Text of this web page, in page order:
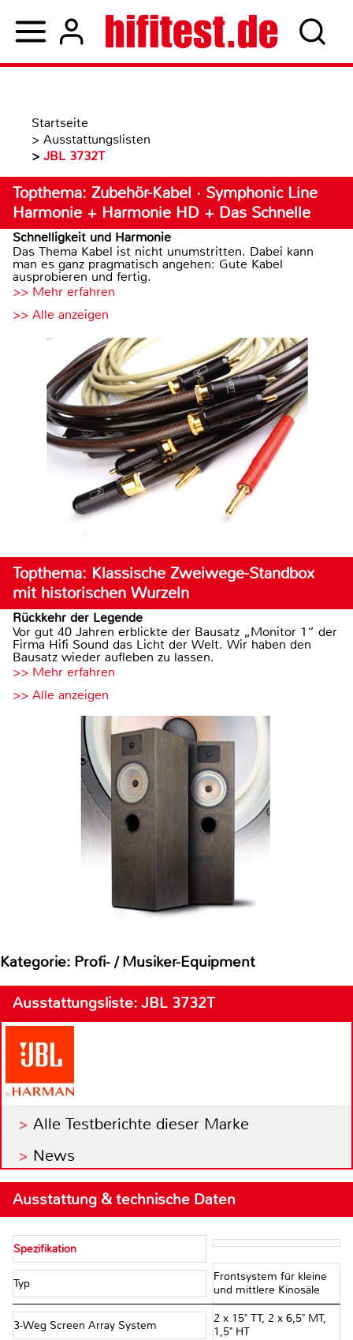
Startseite
> Ausstattungslisten
> JBL 3732T
Topthema: Zubehör-Kabel · Symphonic Line
Harmonie + Harmonie HD + Das Schnelle
Schnelligkeit und Harmonie
Das Thema Kabel ist nicht unumstritten. Dabei kann
man es ganz pragmatisch angehen: Gute Kabel
ausprobieren und fertig.
>> Mehr erfahren
>> Alle anzeigen
Topthema: Klassische Zweiwege-Standbox
mit historischen Wurzeln
Rückkehr der Legende
Vor gut 40 Jahren erblickte der Bausatz „Monitor 1“ der
Firma Hifi Sound das Licht der Welt. Wir haben den
Bausatz wieder aufleben zu lassen.
>> Mehr erfahren
>> Alle anzeigen
Kategorie: Profi- / Musiker-Equipment
Ausstattungsliste: JBL 3732T
Alle Testberichte dieser Marke
News
Ausstattung & technische Daten
Spezifikation
Typ
Frontsystem für kleine
und mittlere Kinosäle
3-Weg Screen Array System
2 x 15" TT, 2 x 6,5" MT,
1,5" HT